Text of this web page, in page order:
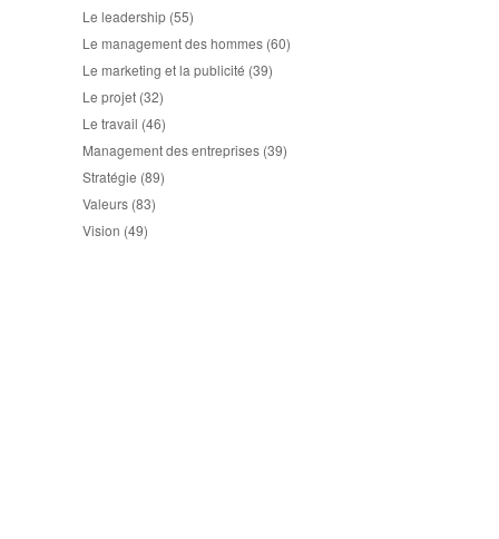
Le leadership (55)
Le management des hommes (60)
Le marketing et la publicité (39)
Le projet (32)
Le travail (46)
Management des entreprises (39)
Stratégie (89)
Valeurs (83)
Vision (49)